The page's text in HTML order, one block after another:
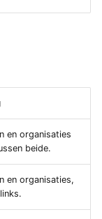
en organisaties
beide.
en organisaties,